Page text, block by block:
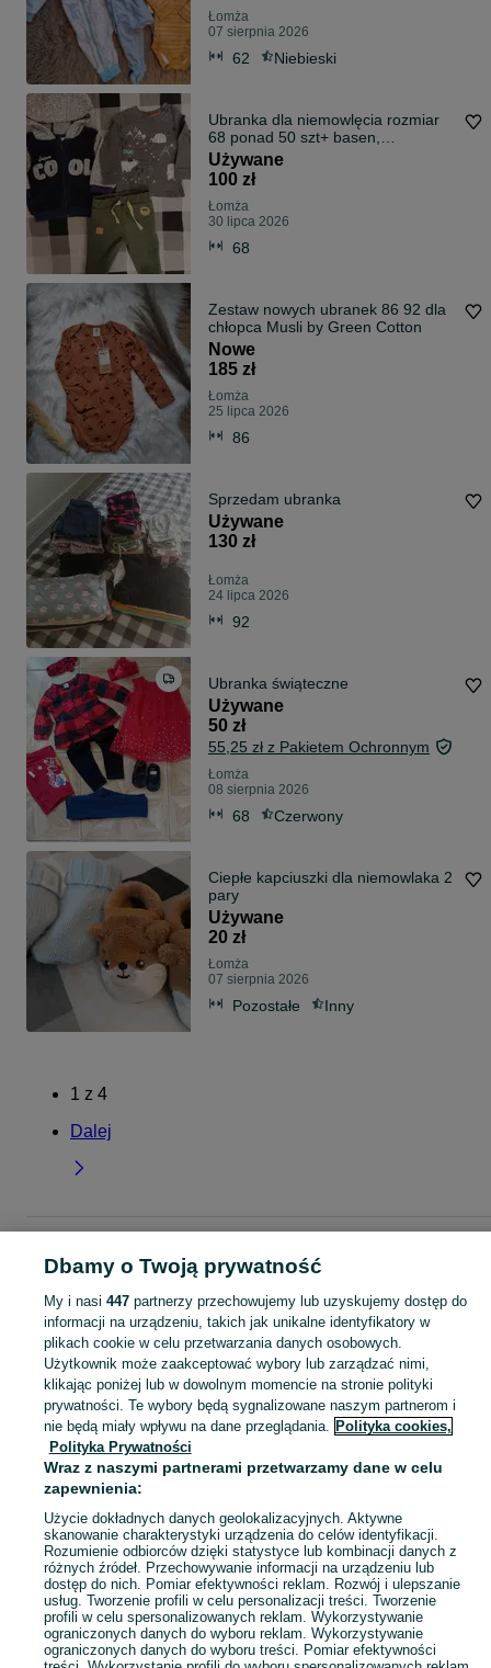
Łomża
07 sierpnia 2026
62 Niebieski
Ubranka dla niemowlęcia rozmiar
68 ponad 50 szt+ basen,
kombinezon i śpiworek
Używane
100 zł
Łomża
30 lipca 2026
68
Zestaw nowych ubranek 86 92 dla
chłopca Musli by Green Cotton
Nowe
185 zł
Łomża
25 lipca 2026
86
Sprzedam ubranka
Używane
130 zł
Łomża
24 lipca 2026
92
Ubranka świąteczne
Używane
50 zł
55,25 zł z Pakietem Ochronnym
Łomża
08 sierpnia 2026
68 Czerwony
Ciepłe kapciuszki dla niemowlaka 2
pary
Używane
20 zł
Łomża
07 sierpnia 2026
Pozostałe Inny
1 z 4
Dalej
Podlaskie
Paki ubrań - Łomża
KATEGORIA
ubranko do chrztu dla chłopca , ubranko do chrztu dla dziewczynki , ubranko
Zobacz
Mapa kategorii
Mapa miejscowości
Mapa ministron
Popularne wyszukiwania
Dbamy o Twoją prywatność
My i nasi 447partnerzy przechowujemy lub uzyskujemy dostęp do
informacji na urządzeniu, takich jak unikalne identyfikatory w
plikach cookie w celu przetwarzania danych osobowych.
Użytkownik może zaakceptować wybory lub zarządzać nimi,
klikając poniżej lub w dowolnym momencie na stronie polityki
prywatności. Te wybory będą sygnalizowane naszym partnerom i
nie będą miały wpływu na dane przeglądania. Polityka cookies,
Polityka Prywatności
Wraz z naszymi partnerami przetwarzamy dane w celu
zapewnienia:
Użycie dokładnych danych geolokalizacyjnych. Aktywne
skanowanie charakterystyki urządzenia do celów identyfikacji.
Rozumienie odbiorców dzięki statystyce lub kombinacji danych z
różnych źródeł. Przechowywanie informacji na urządzeniu lub
dostęp do nich. Pomiar efektywności reklam. Rozwój i ulepszanie
usług. Tworzenie profili w celu personalizacji treści. Tworzenie
profili w celu spersonalizowanych reklam. Wykorzystywanie
ograniczonych danych do wyboru reklam. Wykorzystywanie
ograniczonych danych do wyboru treści. Pomiar efektywności